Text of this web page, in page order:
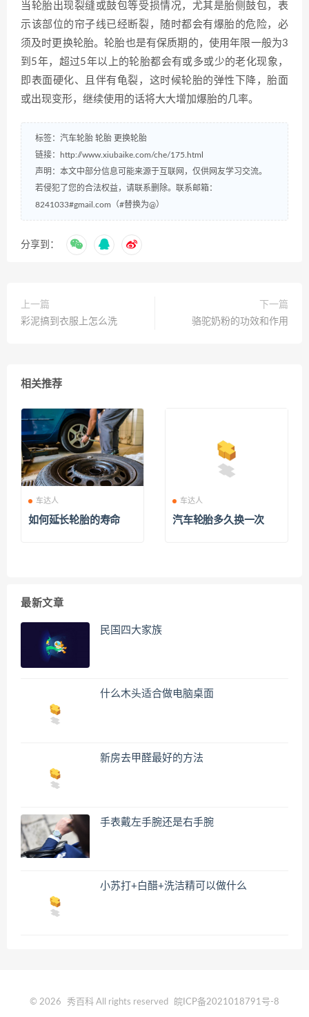
当轮胎出现裂缝或鼓包等受损情况，尤其是胎侧鼓包，表
示该部位的帘子线已经断裂，随时都会有爆胎的危险，必
须及时更换轮胎。轮胎也是有保质期的，使用年限一般为3
到5年，超过5年以上的轮胎都会有或多或少的老化现象，
即表面硬化、且伴有龟裂，这时候轮胎的弹性下降，胎面
或出现变形，继续使用的话将大大增加爆胎的几率。
标签： 汽车轮胎 轮胎 更换轮胎
链接：
http://www.xiubaike.com/che/175.html
声明：本文中部分信息可能来源于互联网，仅供网友学习交流。
若侵犯了您的合法权益，请联系删除。联系邮箱：
8241033#gmail.com（#替换为@）
分享到：
上一篇
彩泥搞到衣服上怎么洗
下一篇
骆驼奶粉的功效和作用
相关推荐
车达人
如何延长轮胎的寿命
车达人
汽车轮胎多久换一次
最新文章
民国四大家族
什么木头适合做电脑桌面
新房去甲醛最好的方法
手表戴左手腕还是右手腕
小苏打+白醋+洗洁精可以做什么
© 2026 秀百科 All rights reserved 皖ICP备2021018791号-8